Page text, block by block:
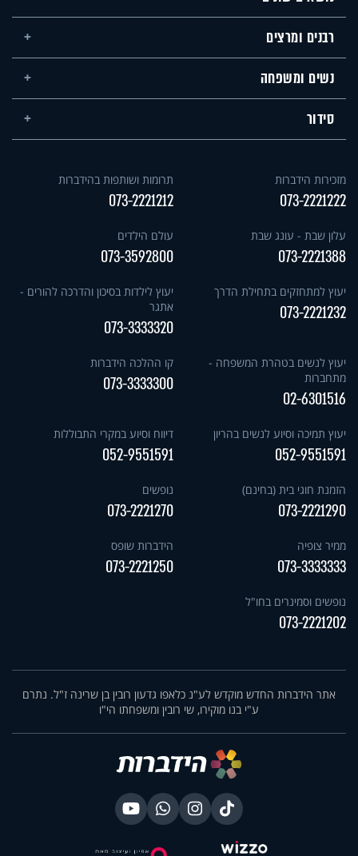
רבנים ומרצים
נשים ומשפחה
סידור
מזכירות הידברות
073-2221222
תרומות ושותפות בהידברות
073-2221212
עלון שבת - עונג שבת
073-2221388
עולם הילדים
073-3592800
יעוץ למתחזקים בתחילת הדרך
073-2221232
יעוץ לילדות בסיכון והדרכה להורים -
אתגר
073-3333320
יעוץ לנשים בטהרת המשפחה -
מתחברות
02-6301516
קו ההלכה הידברות
073-3333300
יעוץ תמיכה וסיוע לנשים בהריון
052-9551591
דיווח וסיוע במקרי התבוללות
052-9551591
הזמנת חוגי בית (בחינם)
073-2221290
נופשים
073-2221270
ממיר צופיה
073-3333333
הידברות שופס
073-2221250
נופשים וסמינרים בחו"ל
073-2221202
אתר הידברות החדש מוקדש לע"נ כלאפו גדעון רובין בן שרינה ז"ל. נתרם
ע"י בנו מוקירו, שי רובין ומשפחתו הי"ו